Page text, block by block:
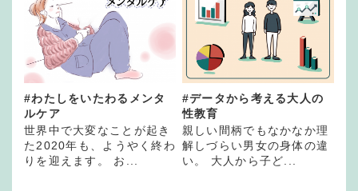
#わたしをいたわるメンタ
ルケア
世界中で大変なことが起き
た2020年も、ようやく終わ
りを迎えます。 お...
#データから考える大人の
性教育
親しい間柄でもなかなか理
解しづらい男女の身体の違
い。 大人から子ど...